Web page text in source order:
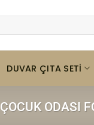
DUVAR ÇITA SETI
ÇOCUK ODASI